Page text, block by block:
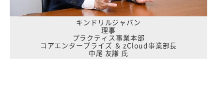
キンドリルジャパン
理事
プラクティス事業本部
コアエンタープライズ ＆ zCloud事業部長
中尾 友謙 氏